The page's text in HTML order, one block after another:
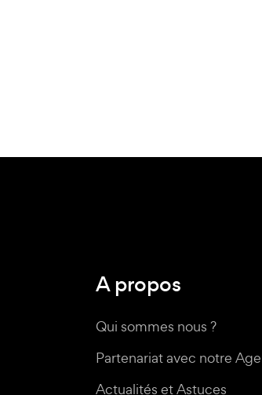
A propos
Qui sommes nous ?
Partenariat avec notre
Actualités et Astuces